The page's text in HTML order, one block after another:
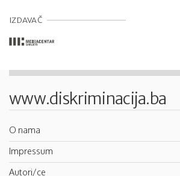
IZDAVAČ
www.diskriminacija.ba
O nama
Impressum
Autori/ce